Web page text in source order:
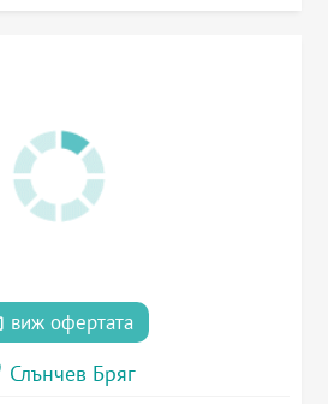
виж офертата
Слънчев Бряг